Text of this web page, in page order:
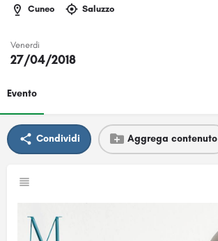
Cuneo Saluzzo
Venerdi
27/04/2018
Evento
Condividi Aggrega contenuto